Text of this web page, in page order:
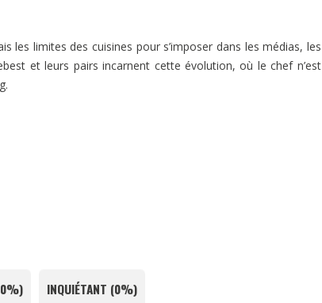
les limites des cuisines pour s’imposer dans les médias, les
et leurs pairs incarnent cette évolution, où le chef n’est
0%) INQUIÉTANT (0%)